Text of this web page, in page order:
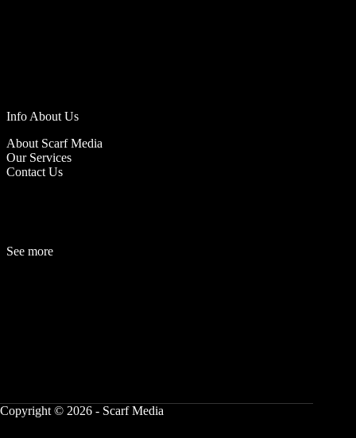
Info About Us
About Scarf Media
Our Services
Contact Us
See more
Copyright © 2026 - Scarf Media